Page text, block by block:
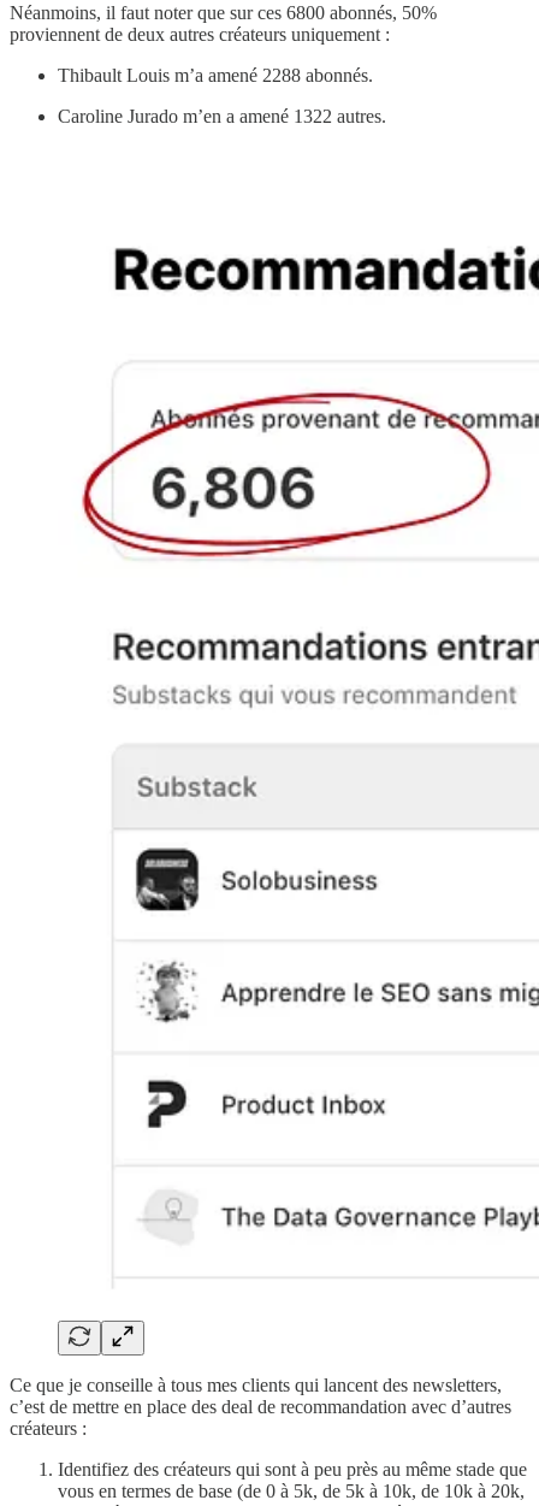
Néanmoins, il faut noter que sur ces 6800 abonnés, 50%
proviennent de deux autres créateurs uniquement :
Thibault Louis m’a amené 2288 abonnés.
Caroline Jurado m’en a amené 1322 autres.
Ce que je conseille à tous mes clients qui lancent des newsletters,
c’est de mettre en place des deal de recommandation avec d’autres
créateurs :
Identifiez des créateurs qui sont à peu près au même stade que
vous en termes de base (de 0 à 5k, de 5k à 10k, de 10k à 20k,